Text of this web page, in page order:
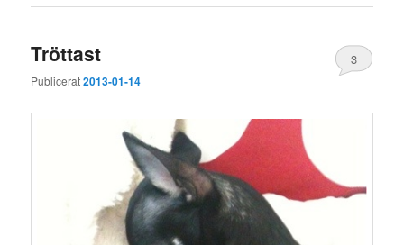
Tröttast
Publicerat2013-01-14
3